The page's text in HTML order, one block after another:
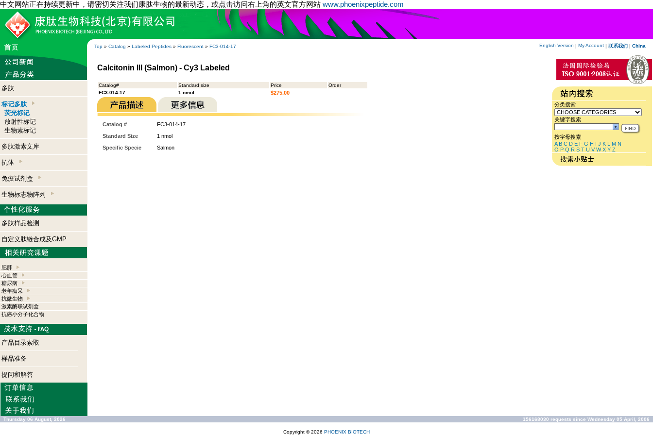
中文网站正在持续更新中，请密切关注我们康肽生物的最新动态，或点击访问右上角的英文官方网站 www.phoenixpeptide.com
Top » Catalog » Labeled Peptides » Fluorescent » FC3-014-17 English Version | My Account | 联系我们 | China
多肽
标记多肽
荧光标记
放射性标记
生物素标记
多肽激素文库
抗体
免疫试剂盒
生物标志物阵列
多肽样品检测
自定义肽链合成及GMP
肥胖
心血管
糖尿病
老年痴呆
抗微生物
激素酶联试剂盒
抗癌小分子化合物
产品目录索取
样品准备
提问和解答
Calcitonin III (Salmon) - Cy3 Labeled
Catalog# Standard size Price
Order
FC3-014-17
1 nmol $275.00
Catalog #
FC3-014-17
Standard Size
1 nmol
Specific Specie
Salmon
分类搜索
关键字搜索
按字母搜索
A B C D E F G H I J K L M N
O P Q R S T U V W X Y Z
Thursday 06 August, 2026 156168030 requests since Wednesday 05 April, 2006
Copyright © 2026 PHOENIX BIOTECH